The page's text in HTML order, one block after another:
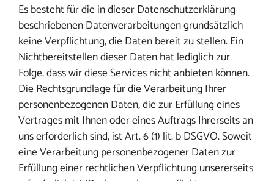
Es besteht für die in dieser Datenschutzerklärung
beschriebenen Datenverarbeitungen grundsätzlich
keine Verpflichtung, die Daten bereit zu stellen. Ein
Nichtbereitstellen dieser Daten hat lediglich zur
Folge, dass wir diese Services nicht anbieten können.
Die Rechtsgrundlage für die Verarbeitung Ihrer
personenbezogenen Daten, die zur Erfüllung eines
Vertrages mit Ihnen oder eines Auftrags Ihrerseits an
uns erforderlich sind, ist Art. 6 (1) lit. b DSGVO. Soweit
eine Verarbeitung personenbezogener Daten zur
Erfüllung einer rechtlichen Verpflichtung unsererseits